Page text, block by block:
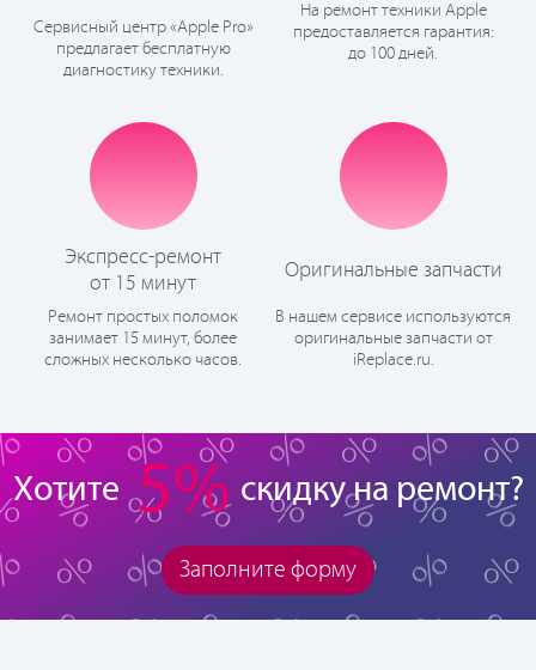
Сервисный центр «Apple Pro»
предлагает бесплатную
диагностику техники.
На ремонт техники Apple
предоставляется гарантия:
до 100 дней.
Экспресс-ремонт
от 15 минут
Ремонт простых поломок
занимает 15 минут, более
сложных несколько часов.
Оригинальные запчасти
В нашем сервисе используются
оригинальные запчасти от
iReplace.ru.
Хотите 5% скидку на ремонт?
Заполните форму